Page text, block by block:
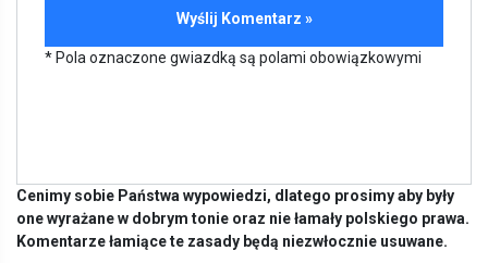
* Pola oznaczone gwiazdką są polami obowiązkowymi
Cenimy sobie Państwa wypowiedzi, dlatego prosimy aby były
one wyrażane w dobrym tonie oraz nie łamały polskiego prawa.
Komentarze łamiące te zasady będą niezwłocznie usuwane.